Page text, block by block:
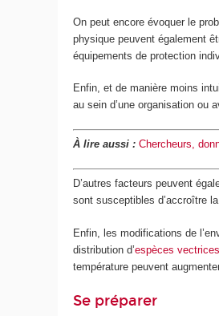
On peut encore évoquer le
physique peuvent également
équipements de protection
Enfin, et de manière moins
au sein d’une organisation ou
À lire aussi :Chercheurs,
D’autres facteurs peuvent
sont susceptibles d’accroître
Enfin, les modifications de
distribution d’espèces
température peuvent
Se préparer